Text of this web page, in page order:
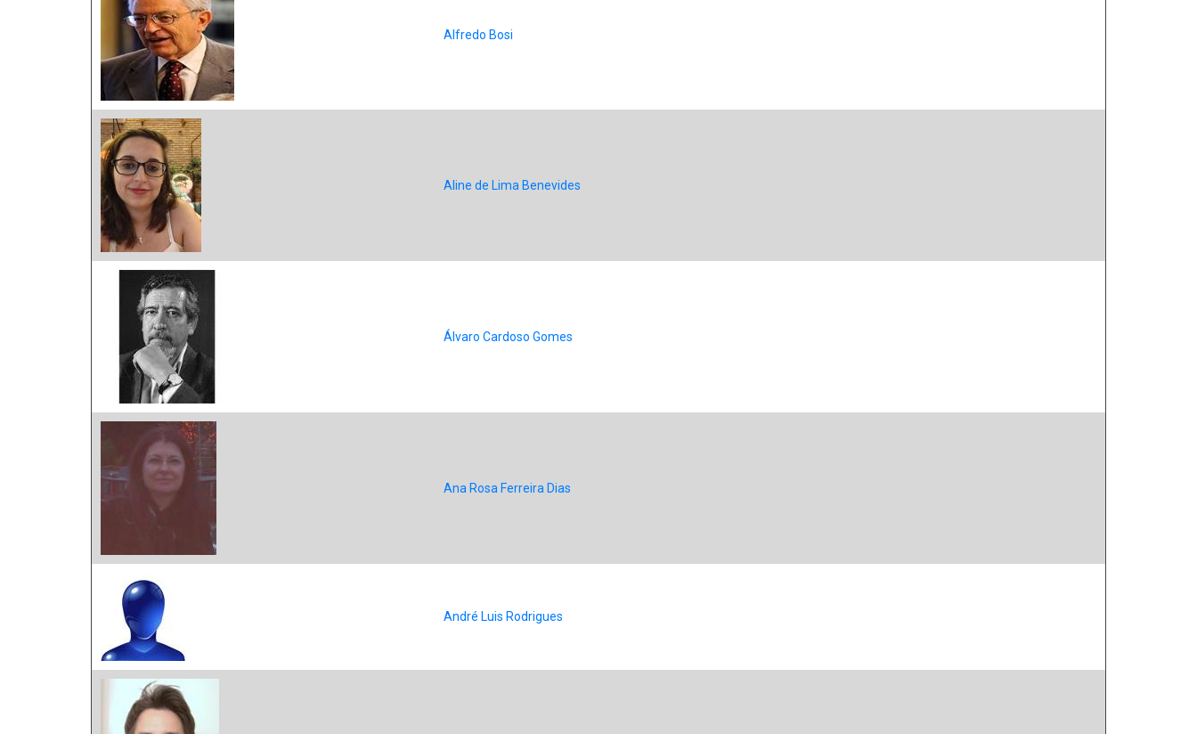
Alfredo Bosi
Aline de Lima Benevides
Álvaro Cardoso Gomes
Ana Rosa Ferreira Dias
André Luis Rodrigues